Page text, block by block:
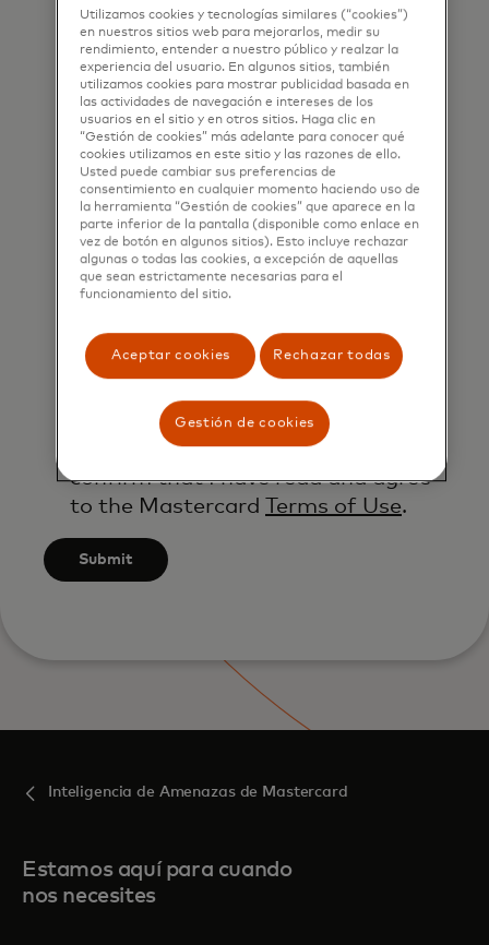
products, services and events, as
well as other topical business
information by email. If I have
shared my phone number, I confirm
that I am also happy to be
contacted by Mastercard for such
marketing purposes by phone. I
understand that I am free to
withdraw my consent at any time,
free of charge, using the opt-out
link provided in each email.
I acknowledge that my personal
data will be processed in
Mastercard’sGlobal Privacy Notice
By submitting this form, I also
confirm that I have read and agree
to the Mastercard
Terms of Use.
Submit
Inteligencia de Amenazas de Mastercard
Estamos aquí para cuando
nos necesites
Utilizamos cookies y tecnologías similares (“cookies”)
en nuestros sitios web para mejorarlos, medir su
rendimiento, entender a nuestro público y realzar la
experiencia del usuario. En algunos sitios, también
utilizamos cookies para mostrar publicidad basada en
las actividades de navegación e intereses de los
usuarios en el sitio y en otros sitios. Haga clic en
“Gestión de cookies” más adelante para conocer qué
cookies utilizamos en este sitio y las razones de ello.
Usted puede cambiar sus preferencias de
consentimiento en cualquier momento haciendo uso de
la herramienta “Gestión de cookies” que aparece en la
parte inferior de la pantalla (disponible como enlace en
vez de botón en algunos sitios). Esto incluye rechazar
algunas o todas las cookies, a excepción de aquellas
que sean estrictamente necesarias para el
funcionamiento del sitio.
Aceptar cookies Rechazar todas
Gestión de cookies